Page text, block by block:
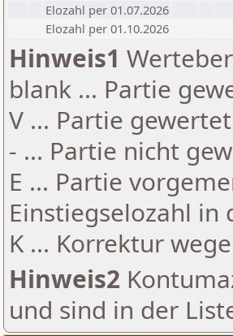
Elozahl per 01.07.2026
Elozahl per 01.10.2026
Hinweis1
blank ... Partie
V ... Partie
- ... Partie nicht
E ... Partie
Einstiegselozahl
K ... Korrektur
Hinweis2
und sind in der